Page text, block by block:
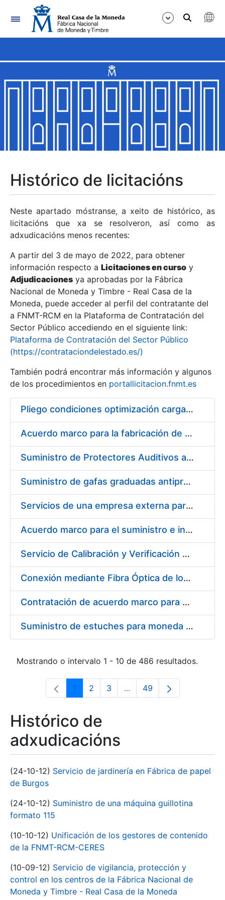
Navegación
Mostrar/Ocultar
Mostrar/Ocultar
Mostrar/Ocultar
Mostrar/Ocultar
Mostrar/Ocultar
Mostrar/Ocultar
Mostrar/Ocultar
Histórico de licitacións
Neste apartado móstranse, a xeito de histórico, as
licitacións que xa se resolveron, así como as
adxudicacións menos recentes:
A partir del 3 de mayo de 2022, para obtener
información respecto a Licitaciones en curso y
Adjudicaciones ya aprobadas por la Fábrica
Nacional de Moneda y Timbre - Real Casa de la
Moneda, puede acceder al perfil del contratante del
a FNMT-RCM en la Plataforma de Contratación del
Sector Público accediendo en el siguiente link:
Plataforma de Contratación del Sector Público
(https://contrataciondelestado.es/)
También podrá encontrar más información y algunos
de los procedimientos en portallicitacion.fnmt.es
Pliego condiciones optimización cargas compras firmado
Acuerdo marco para la fabricación de piezas
Suministro de Protectores Auditivos a medida para las personas trabajadoras de los Centros de Trabajo de Madrid y Burgos
Suministro de gafas graduadas antiproyecciones para los trabajadores de la FNMT-RCM en los centros de trabajo de Madrid y Burgos
Servicios de una empresa externa para el asesoramiento y resolución de los recursos de alzada que se presentan relacionados con procesos de selección para la FNMT-RCM
Acuerdo marco para el suministro e instalación de persianas, estores y otros complementos
Servicio de Calibración y Verificación Externa de los Equipos de Medición del Servicio de Prevención de la FNMT-RCM
Conexión mediante Fibra Óptica de los Centros de Proceso de Datos (CPDs) de las sedes de la FNMT-RCM de Burgos y Madrid
Contratación de acuerdo marco para el Suministro de Material de Electricidad para la Fábrica Nacional de Moneda y Timbre-Real Casa de la Moneda en su centro de trabajo de Burgos
Suministro de estuches para moneda de 30 €
Mostrando o intervalo 1 - 10 de 486 resultados.
Páxina
1 Páxina
2 Páxina
3 ...Páxinas intermedias Use
Páxina
49
Histórico de
adxudicacións
(24-10-12) Servicio de jardinería en Fábrica de papel
de Burgos
(24-10-12) Suministro de una máquina guillotina
formato 115
(10-10-12) Unificación de los gestores de contenido
de la FNMT-RCM-CERES
(10-09-12) Servicio de vigilancia, protección y
control en los centros de la Fábrica Nacional de
Moneda y Timbre - Real Casa de la Moneda